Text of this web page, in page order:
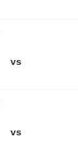
vs
vs